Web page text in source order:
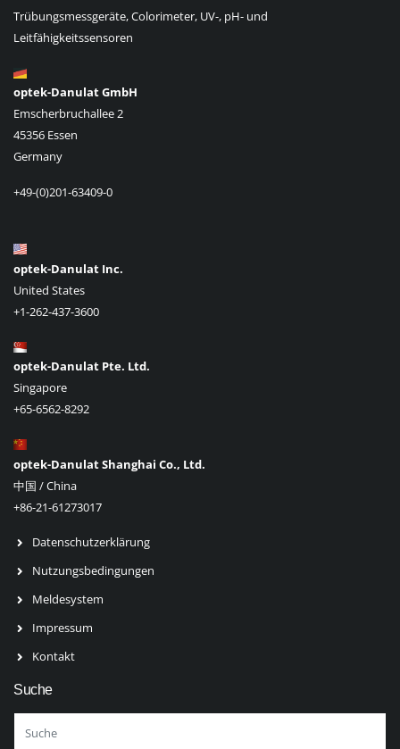
Trübungsmessgeräte, Colorimeter, UV-, pH- und
Leitfähigkeitssensoren
optek-Danulat GmbH
Emscherbruchallee 2
45356 Essen
Germany
+49-(0)201-63409-0
optek-Danulat Inc.
United States
+1-262-437-3600
optek-Danulat Pte. Ltd.
Singapore
+65-6562-8292
optek-Danulat Shanghai Co., Ltd.
中国 / China
+86-21-61273017
Datenschutzerklärung
Nutzungsbedingungen
Meldesystem
Impressum
Kontakt
Suche